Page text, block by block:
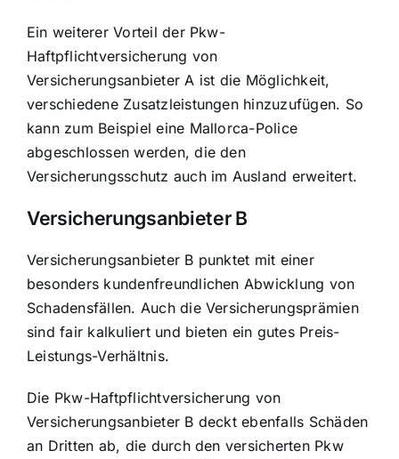
Ein weiterer Vorteil der Pkw-
Haftpflichtversicherung von
Versicherungsanbieter A ist die Möglichkeit,
verschiedene Zusatzleistungen hinzuzufügen. So
kann zum Beispiel eine Mallorca-Police
abgeschlossen werden, die den
Versicherungsschutz auch im Ausland erweitert.
Versicherungsanbieter B
Versicherungsanbieter B punktet mit einer
besonders kundenfreundlichen Abwicklung von
Schadensfällen. Auch die Versicherungsprämien
sind fair kalkuliert und bieten ein gutes Preis-
Leistungs-Verhältnis.
Die Pkw-Haftpflichtversicherung von
Versicherungsanbieter B deckt ebenfalls Schäden
an Dritten ab, die durch den versicherten Pkw